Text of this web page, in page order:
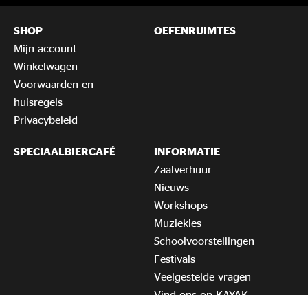
SHOP
Mijn account
Winkelwagen
Voorwaarden en
huisregels
Privacybeleid
OEFENRUIMTES
SPECIAALBIERCAFÉ
INFORMATIE
Zaalverhuur
Nieuws
Workshops
Muziekles
Schoolvoorstellingen
Festivals
Veelgestelde vragen